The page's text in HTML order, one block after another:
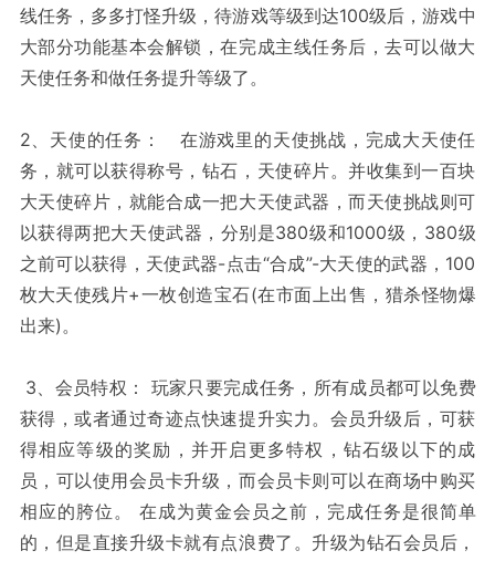
线任务，多多打怪升级，待游戏等级到达100级后，游戏中
大部分功能基本会解锁，在完成主线任务后，去可以做大
天使任务和做任务提升等级了。
2、天使的任务： 在游戏里的天使挑战，完成大天使任
务，就可以获得称号，钻石，天使碎片。并收集到一百块
大天使碎片，就能合成一把大天使武器，而天使挑战则可
以获得两把大天使武器，分别是380级和1000级，380级
之前可以获得，天使武器-点击“合成”-大天使的武器，100
枚大天使残片+一枚创造宝石(在市面上出售，猎杀怪物爆
出来)。
3、会员特权： 玩家只要完成任务，所有成员都可以免费
获得，或者通过奇迹点快速提升实力。会员升级后，可获
得相应等级的奖励，并开启更多特权，钻石级以下的成
员，可以使用会员卡升级，而会员卡则可以在商场中购买
相应的胯位。 在成为黄金会员之前，完成任务是很简单
的，但是直接升级卡就有点浪费了。升级为钻石会员后，